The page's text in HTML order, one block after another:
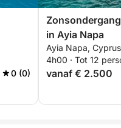
0 (0)
in Ayia Napa
Ayia Napa, Cyprus
4h00 · Tot 12
vanaf € 2.500